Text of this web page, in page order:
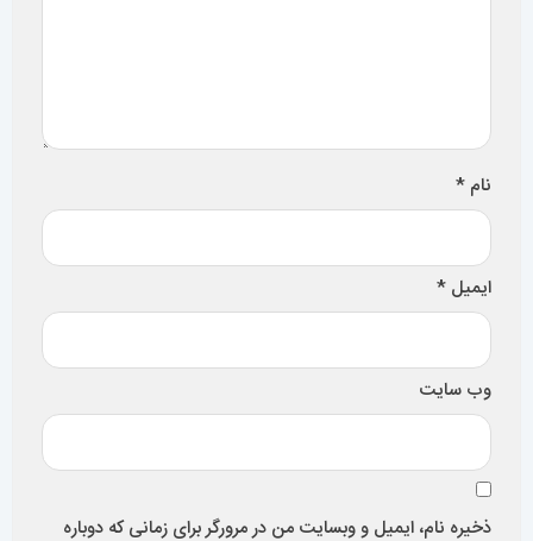
نام *
ایمیل *
وب‌ سایت
ذخیره نام، ایمیل و وبسایت من در مرورگر برای زمانی که دوباره